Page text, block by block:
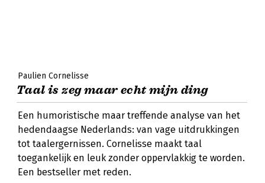
Paulien Cornelisse
Taal is zeg maar echt mijn ding
Een humoristische maar treffende analyse van het
hedendaagse Nederlands: van vage uitdrukkingen
tot taalergernissen. Cornelisse maakt taal
toegankelijk en leuk zonder oppervlakkig te worden.
Een bestseller met reden.